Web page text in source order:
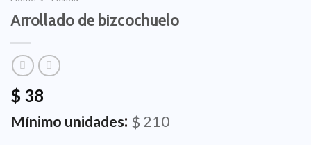
Arrollado de bizcochuelo
$ 38
Mínimo unidades: $ 210